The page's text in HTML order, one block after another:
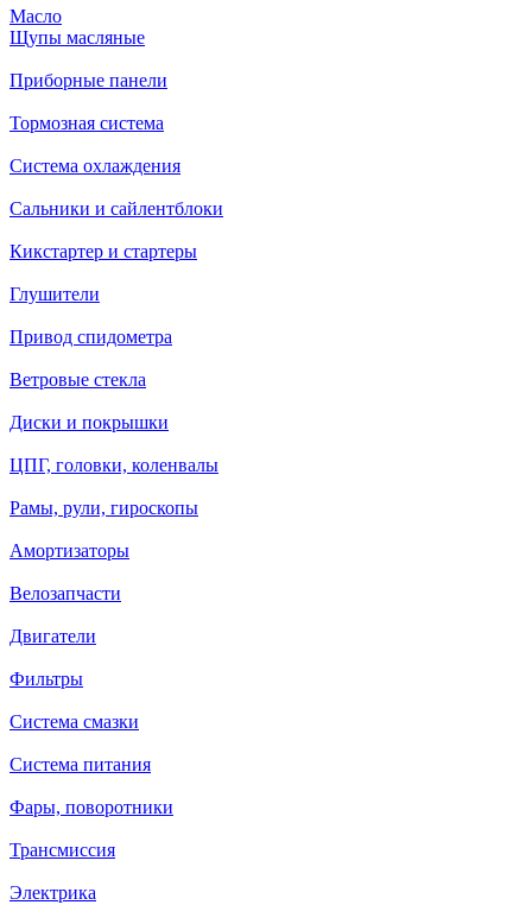
Масло
Щупы масляные
Приборные панели
Тормозная система
Система охлаждения
Сальники и сайлентблоки
Кикстартер и стартеры
Глушители
Привод спидометра
Ветровые стекла
Диски и покрышки
ЦПГ, головки, коленвалы
Рамы, рули, гироскопы
Амортизаторы
Велозапчасти
Двигатели
Фильтры
Система смазки
Система питания
Фары, поворотники
Трансмиссия
Электрика